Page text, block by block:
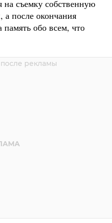
на съемку собственную
а после окончания
обо всем, что